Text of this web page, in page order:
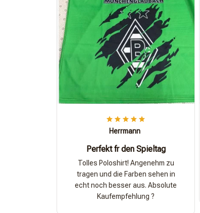
Herrmann
Perfekt fr den Spieltag
Tolles Poloshirt! Angenehm zu
tragen und die Farben sehen in
echt noch besser aus. Absolute
Kaufempfehlung ?